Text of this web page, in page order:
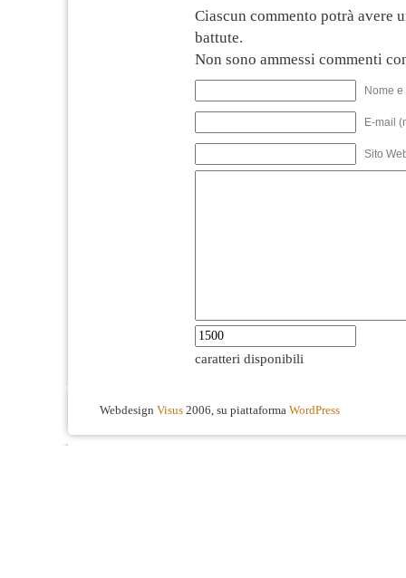
Ciascun commento potrà avere
battute.
Non sono ammessi commenti
Nome
E-mail
Sito
caratteri disponibili
Webdesign Visus 2006, su piattaforma WordPress